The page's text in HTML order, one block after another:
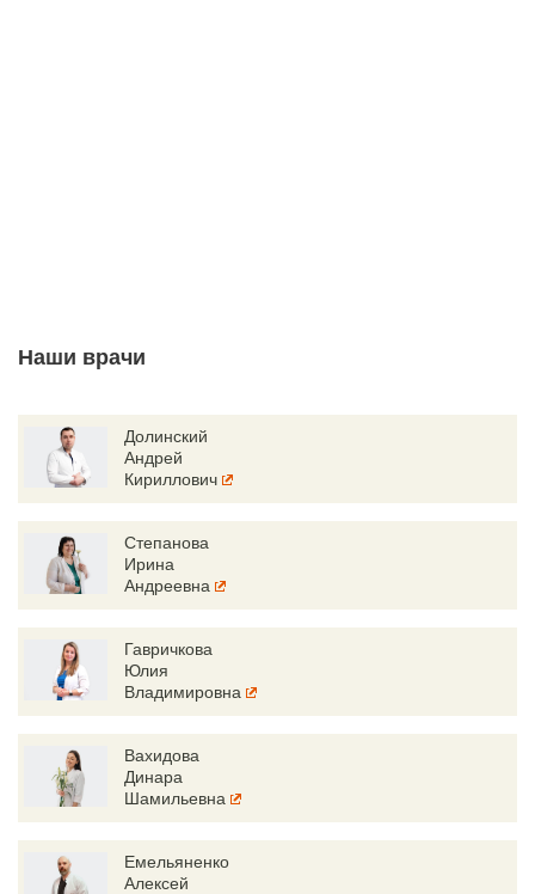
Наши врачи
Долинский
Андрей
Кириллович
Степанова
Ирина
Андреевна
Гавричкова
Юлия
Владимировна
Вахидова
Динара
Шамильевна
Емельяненко
Алексей